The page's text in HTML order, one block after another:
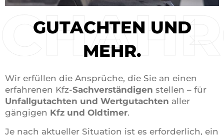
GUTACHTEN UND
MEHR.
Wir erfüllen die Ansprüche, die Sie an einen
erfahrenen Kfz-Sachverständigen stellen – für
Unfallgutachten und Wertgutachten aller
gängigen Kfz und Oldtimer.
Je nach aktueller Situation ist es erforderlich, ein